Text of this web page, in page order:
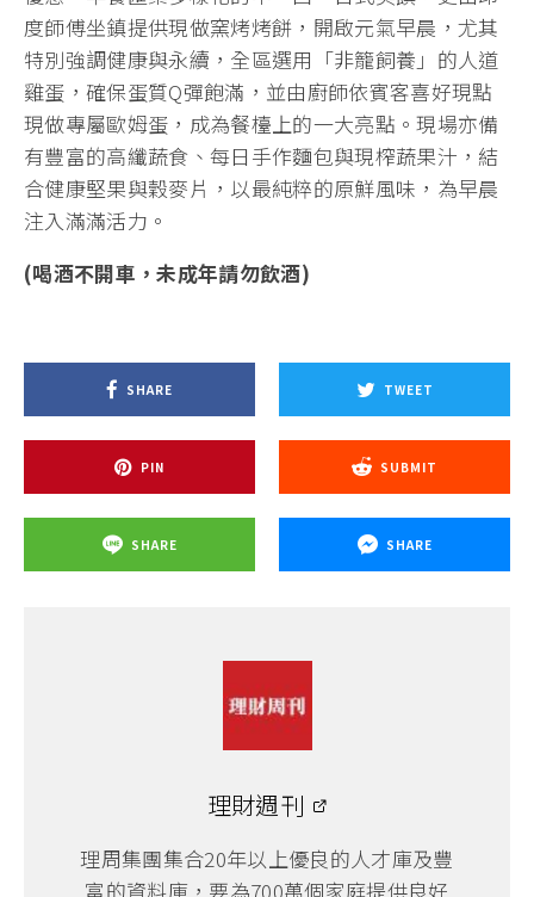
度師傅坐鎮提供現做窯烤烤餅，開啟元氣早晨，尤其
特別強調健康與永續，全區選用「非籠飼養」的人道
雞蛋，確保蛋質Q彈飽滿，並由廚師依賓客喜好現點
現做專屬歐姆蛋，成為餐檯上的一大亮點。現場亦備
有豐富的高纖蔬食、每日手作麵包與現榨蔬果汁，結
合健康堅果與穀麥片，以最純粹的原鮮風味，為早晨
注入滿滿活力。
(喝酒不開車，未成年請勿飲酒)
SHARE TWEET
PIN SUBMIT
SHARE SHARE
理財週刊
理周集團集合20年以上優良的人才庫及豐
富的資料庫，要為700萬個家庭提供良好